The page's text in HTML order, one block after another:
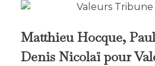
Matthieu Hocque,
Denis Nicolaï pour